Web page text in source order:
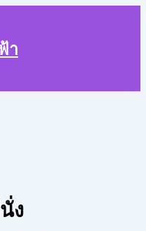
า
ง
Current
฿170,000.00.